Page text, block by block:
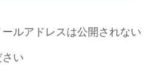
ールアドレスは公開されない
い